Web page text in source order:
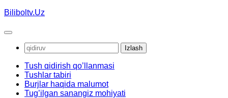
Skip
content
Biliboltv.Uz
Qidirshish:
Tush qidirish qo’llanmasi
Tushlar tabiri
Burjlar haqida malumot
Tug’ilgan sanangiz mohiyati